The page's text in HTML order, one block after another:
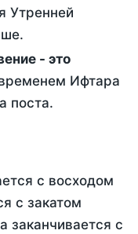
Утренней
Ифтара
поста.
с восходом
с закатом
заканчивается с